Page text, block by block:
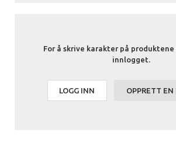
Armeniaca Seed Powder, Citric Acid, Sodium
Kernelate, Aloe Barbadensis Leaf Juice
For å skrive karakter på
innlogget.
LOGG INN OPPRETT